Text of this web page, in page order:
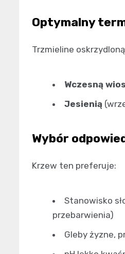
Optymalny
Trzmieline
Wczesną
Jesienią
Wybór
Krzew ten preferuje:
Stanowisko
przebarwienia)
Gleby żyzne,